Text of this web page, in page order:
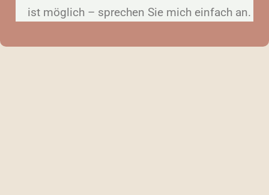
ist möglich – sprechen Sie mich einfach an.